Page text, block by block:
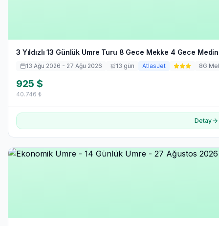
3 Yıldızlı 13 Günlük Umre Turu 8 Gece Mekke 4 Gece
13 Ağu 2026 - 27 Ağu 2026 13 gün AtlasJet 8G
925 $
40.746 ₺
Detay